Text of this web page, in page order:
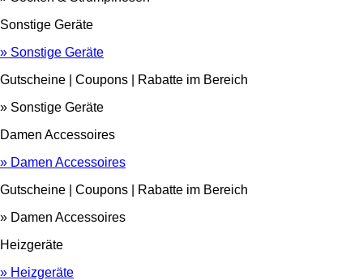
Sonstige Geräte
» Sonstige Geräte
Gutscheine | Coupons | Rabatte im Bereich
» Sonstige Geräte
Damen Accessoires
» Damen Accessoires
Gutscheine | Coupons | Rabatte im Bereich
» Damen Accessoires
Heizgeräte
» Heizgeräte